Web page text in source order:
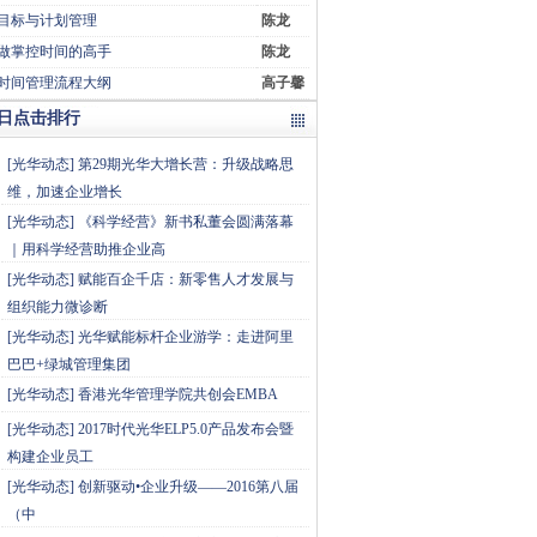
标与计划管理
陈龙
掌控时间的高手
陈龙
间管理流程大纲
高子馨
点击排行
[光华动态] 第29期光华大增长营：升级战略思
维，加速企业增长
[光华动态]
《科学经营》新书私董会圆满落幕
｜用科学经营助推企业高
[光华动态] 赋能百企千店：新零售人才发展与
组织能力微诊断
[光华动态] 光华赋能标杆企业游学：走进阿里
巴巴+绿城管理集团
[光华动态] 香港光华管理学院共创会EMBA
[光华动态] 2017时代光华ELP5.0产品发布会暨
构建企业员工
[光华动态] 创新驱动•企业升级——2016第八届
（中